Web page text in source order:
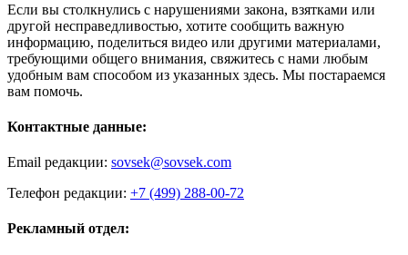
Если вы столкнулись с нарушениями закона, взятками или
другой несправедливостью, хотите сообщить важную
информацию, поделиться видео или другими материалами,
требующими общего внимания, свяжитесь с нами любым
удобным вам способом из указанных здесь. Мы постараемся
вам помочь.
Контактные данные:
Email редакции: sovsek@sovsek.com
Телефон редакции: +7 (499) 288-00-72
Рекламный отдел: